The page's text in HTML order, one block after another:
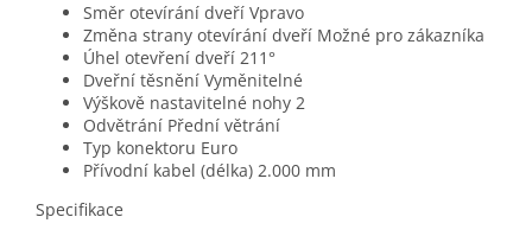
Směr otevírání dveří Vpravo
Změna strany otevírání dveří Možné pro zákazníka
Úhel otevření dveří 211°
Dveřní těsnění Vyměnitelné
Výškově nastavitelné nohy 2
Odvětrání Přední větrání
Typ konektoru Euro
Přívodní kabel (délka) 2.000 mm
Specifikace